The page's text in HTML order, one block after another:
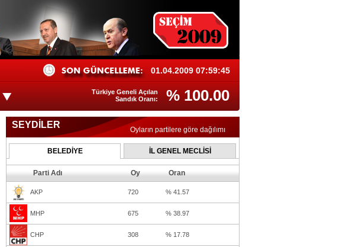
01.04.2009 07:59:45
Türkiye Geneli Açılan
Sandık Oranı:
% 100.00
SEYDİLER Oyların partilere göre dağılımı
BELEDİYE İL GENEL MECLİSİ
Parti Adı Oy Oran
AKP 720 % 41.57
MHP 675 % 38.97
CHP 308 % 17.78